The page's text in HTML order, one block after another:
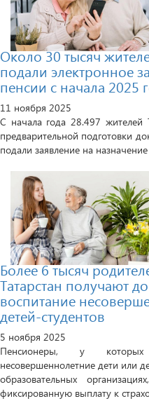
Около 30 тысяч
подали электронное
пенсии с начала 2025
11 ноября 2025
С начала года 28.497 жителей
предварительной подготовки
подали заявление на
Более 6 тысяч
Татарстан получают
воспитание
детей-студентов
5 ноября 2025
Пенсионеры, у
несовершеннолетние дети или
образовательных
фиксированную выплату к